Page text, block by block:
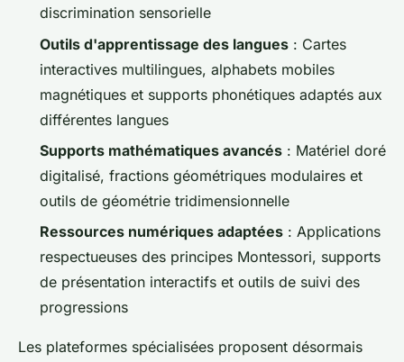
discrimination sensorielle
Outils d'apprentissage des langues : Cartes
interactives multilingues, alphabets mobiles
magnétiques et supports phonétiques adaptés aux
différentes langues
Supports mathématiques avancés : Matériel doré
digitalisé, fractions géométriques modulaires et
outils de géométrie tridimensionnelle
Ressources numériques adaptées : Applications
respectueuses des principes Montessori, supports
de présentation interactifs et outils de suivi des
progressions
Les plateformes spécialisées proposent désormais